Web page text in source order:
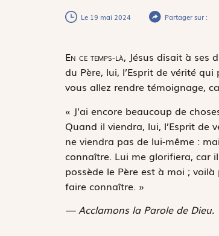
Le 19 mai 2024 Partager sur :
En ce temps-là, Jésus disait à ses
du Père, lui, l’Esprit de vérité
vous allez rendre témoignage,
« J’ai encore beaucoup de
Quand il viendra, lui, l’Esprit de
ne viendra pas de lui-même :
connaître. Lui me glorifiera, car
possède le Père est à moi ;
faire connaître. »
— Acclamons la Parole de Dieu.